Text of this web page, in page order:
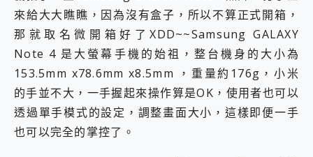
您的專屬AI 助手 Yoga Slim 7 Aura Edition 觸控AI筆電 開箱 評測
realme 14 Pro 超硬軍規、冰感變色實測，realme 14 5G 遊戲戰鬥值爆表，效能x娛樂全都要！
iPhone、Apple Watch、AirPods耳機 三個設備充電一起搞定 ONPRO MagReact™ M3 3 in 1可攜摺疊無線充電器 開箱 評測
動靜皆宜「HUAWEI FreeArc」開放式耳掛耳機，無感配戴! 超穩超服貼，音質、通話也很優質
給 MSI Claw 系列電競掌機 最完美的家 MSI Nest Docking Station 掌機專屬擴充底座 開箱 評測
B&O 精品級音響! Home+ 中嘉寬頻 SoundBox 劇院串流盒 開箱 評測
來給大大瞧瞧，因為沒有盒子，所以不算正式開箱，
那就取名微開箱好了XDD~~Samsung GALAXY
Note 4 是大螢幕手機的始祖，整台機身的大小為
153.5mm x78.6mm x8.5mm ，重量約176g，小米
的手並不大，一手握起來操作算是OK，使用者也可以
透過單手模式的設定，調整畫面大小，這樣即便一手
也可以完全的掌控了。